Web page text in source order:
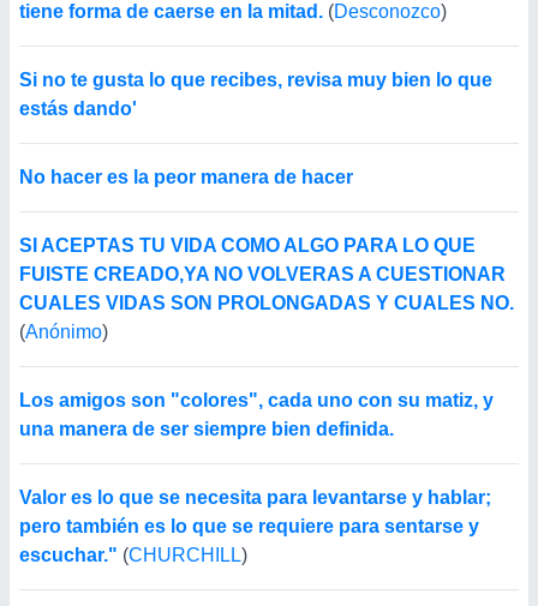
tiene forma de caerse en la mitad. (Desconozco)
Si no te gusta lo que recibes, revisa muy bien lo que
estás dando'
No hacer es la peor manera de hacer
SI ACEPTAS TU VIDA COMO ALGO PARA LO QUE
FUISTE CREADO,YA NO VOLVERAS A CUESTIONAR
CUALES VIDAS SON PROLONGADAS Y CUALES NO.
(Anónimo)
Los amigos son "colores", cada uno con su matiz, y
una manera de ser siempre bien definida.
Valor es lo que se necesita para levantarse y hablar;
pero también es lo que se requiere para sentarse y
escuchar." (CHURCHILL)